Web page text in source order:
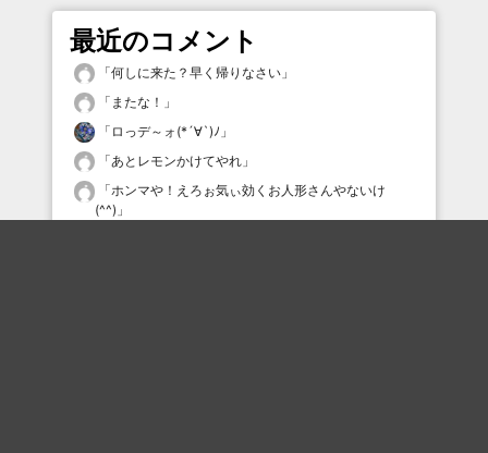
最近のコメント
「何しに来た？早く帰りなさい 」
「 またな！ 」
「 ロっデ～ォ(*´∀`)ﾉ 」
「あとレモンかけてやれ 」
「ホンマや！えろぉ気ぃ効くお人形さんやないけ
(^^) 」